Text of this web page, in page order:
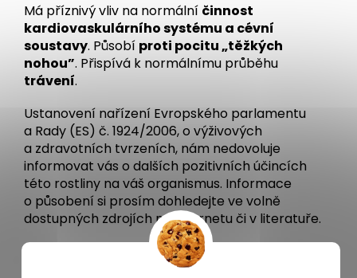
Má příznivý vliv na normální činnost
kardiovaskulárního systému a cévní
soustavy. Působí proti pocitu „těžkých
nohou”. Přispívá k normálnímu průběhu
trávení.
Ustanovení nařízení Evropského parlamentu
a Rady (ES) č. 1924/2006, o výživových
a zdravotních tvrzeních, nám nedovoluje
informovat vás o dalších pozitivních účincích
této rostliny na váš organismus. Informace
o působení si prosím dohledejte ve volně
dostupných zdrojích na internetu či v literatuře.
Návod na přípravu a dávkování:
Jeden nálevový sáček zalijte 250 ml vroucí vody.